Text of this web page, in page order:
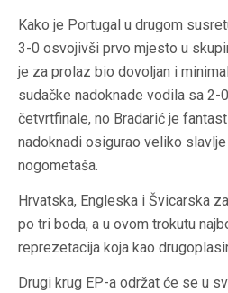
Kako je Portugal u drugom
3-0 osvojivši prvo mjesto u
je za prolaz bio dovoljan i
sudačke nadoknade vodila sa 2-
četvrtfinale, no Bradarić je
nadoknadi osigurao veliko
nogometaša.
Hrvatska, Engleska i Švicarska
po tri boda, a u ovom trokutu
reprezetacija koja kao
Drugi krug EP-a održat će se u